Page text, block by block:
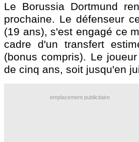
Le Borussia Dortmund
prochaine. Le défenseur
(19 ans), s'est engagé ce
cadre d'un transfert
(bonus compris). Le
de cinq ans, soit jusqu'en
emplacement publicitaire